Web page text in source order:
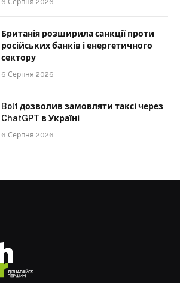
6 Серпня 2026
Британія розширила санкції проти
російських банків і енергетичного
сектору
6 Серпня 2026
Bolt дозволив замовляти таксі через
ChatGPT в Україні
6 Серпня 2026